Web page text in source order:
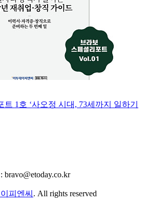
트 1호 ‘사오정 시대, 73세까지 일하기
피엔씨 . All rights reserved